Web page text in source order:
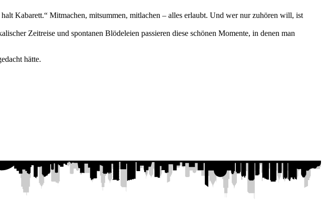
Kabarett.“ Mitmachen, mitsummen, mitlachen – alles erlaubt. Und wer nur zuhören will, ist
Zeitreise und spontanen Blödeleien passieren diese schönen Momente, in denen man
hätte.